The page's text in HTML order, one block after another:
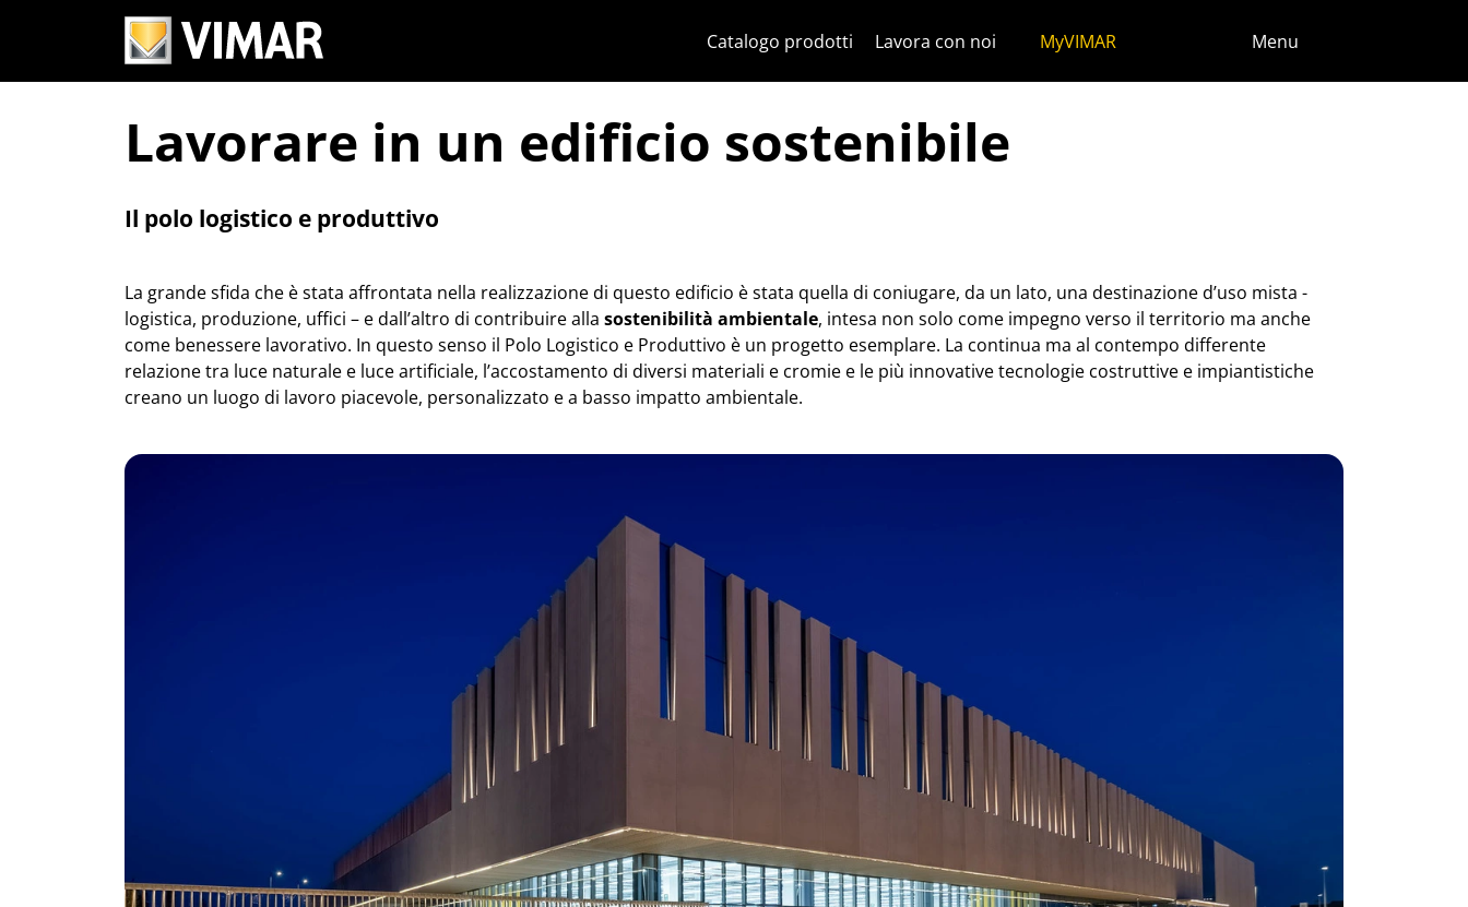
Catalogo prodotti Lavora con noi MyVIMAR Menu
Lavorare in un edificio sostenibile
Il polo logistico e produttivo
La grande sfida che è stata affrontata nella realizzazione di questo edificio è stata quella di coniugare, da un lato, una destinazione d’uso mista -
logistica, produzione, uffici – e dall’altro di contribuire alla sostenibilità ambientale, intesa non solo come impegno verso il territorio ma anche
come benessere lavorativo. In questo senso il Polo Logistico e Produttivo è un progetto esemplare. La continua ma al contempo differente
relazione tra luce naturale e luce artificiale, l’accostamento di diversi materiali e cromie e le più innovative tecnologie costruttive e impiantistiche
creano un luogo di lavoro piacevole, personalizzato e a basso impatto ambientale.